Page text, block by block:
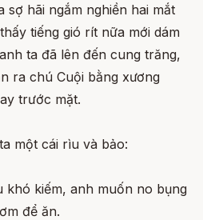
hãi ngắm nghiền hai mắt
tiếng gió rít nữa mới dám
ta đã lên đến cung trăng,
ra chú Cuội bằng xương
trước mặt.
một cái rìu và bảo:
khó kiếm, anh muốn no bụng
để ăn.